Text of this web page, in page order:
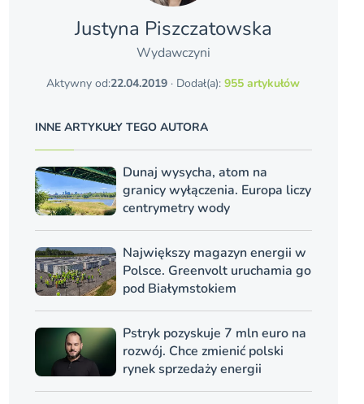
Justyna Piszczatowska
Wydawczyni
Aktywny od:22.04.2019 · Dodał(a):955 artykułów
INNE ARTYKUŁY TEGO AUTORA
Dunaj wysycha, atom na
granicy wyłączenia. Europa liczy
centrymetry wody
Największy magazyn energii w
Polsce. Greenvolt uruchamia go
pod Białymstokiem
Pstryk pozyskuje 7 mln euro na
rozwój. Chce zmienić polski
rynek sprzedaży energii